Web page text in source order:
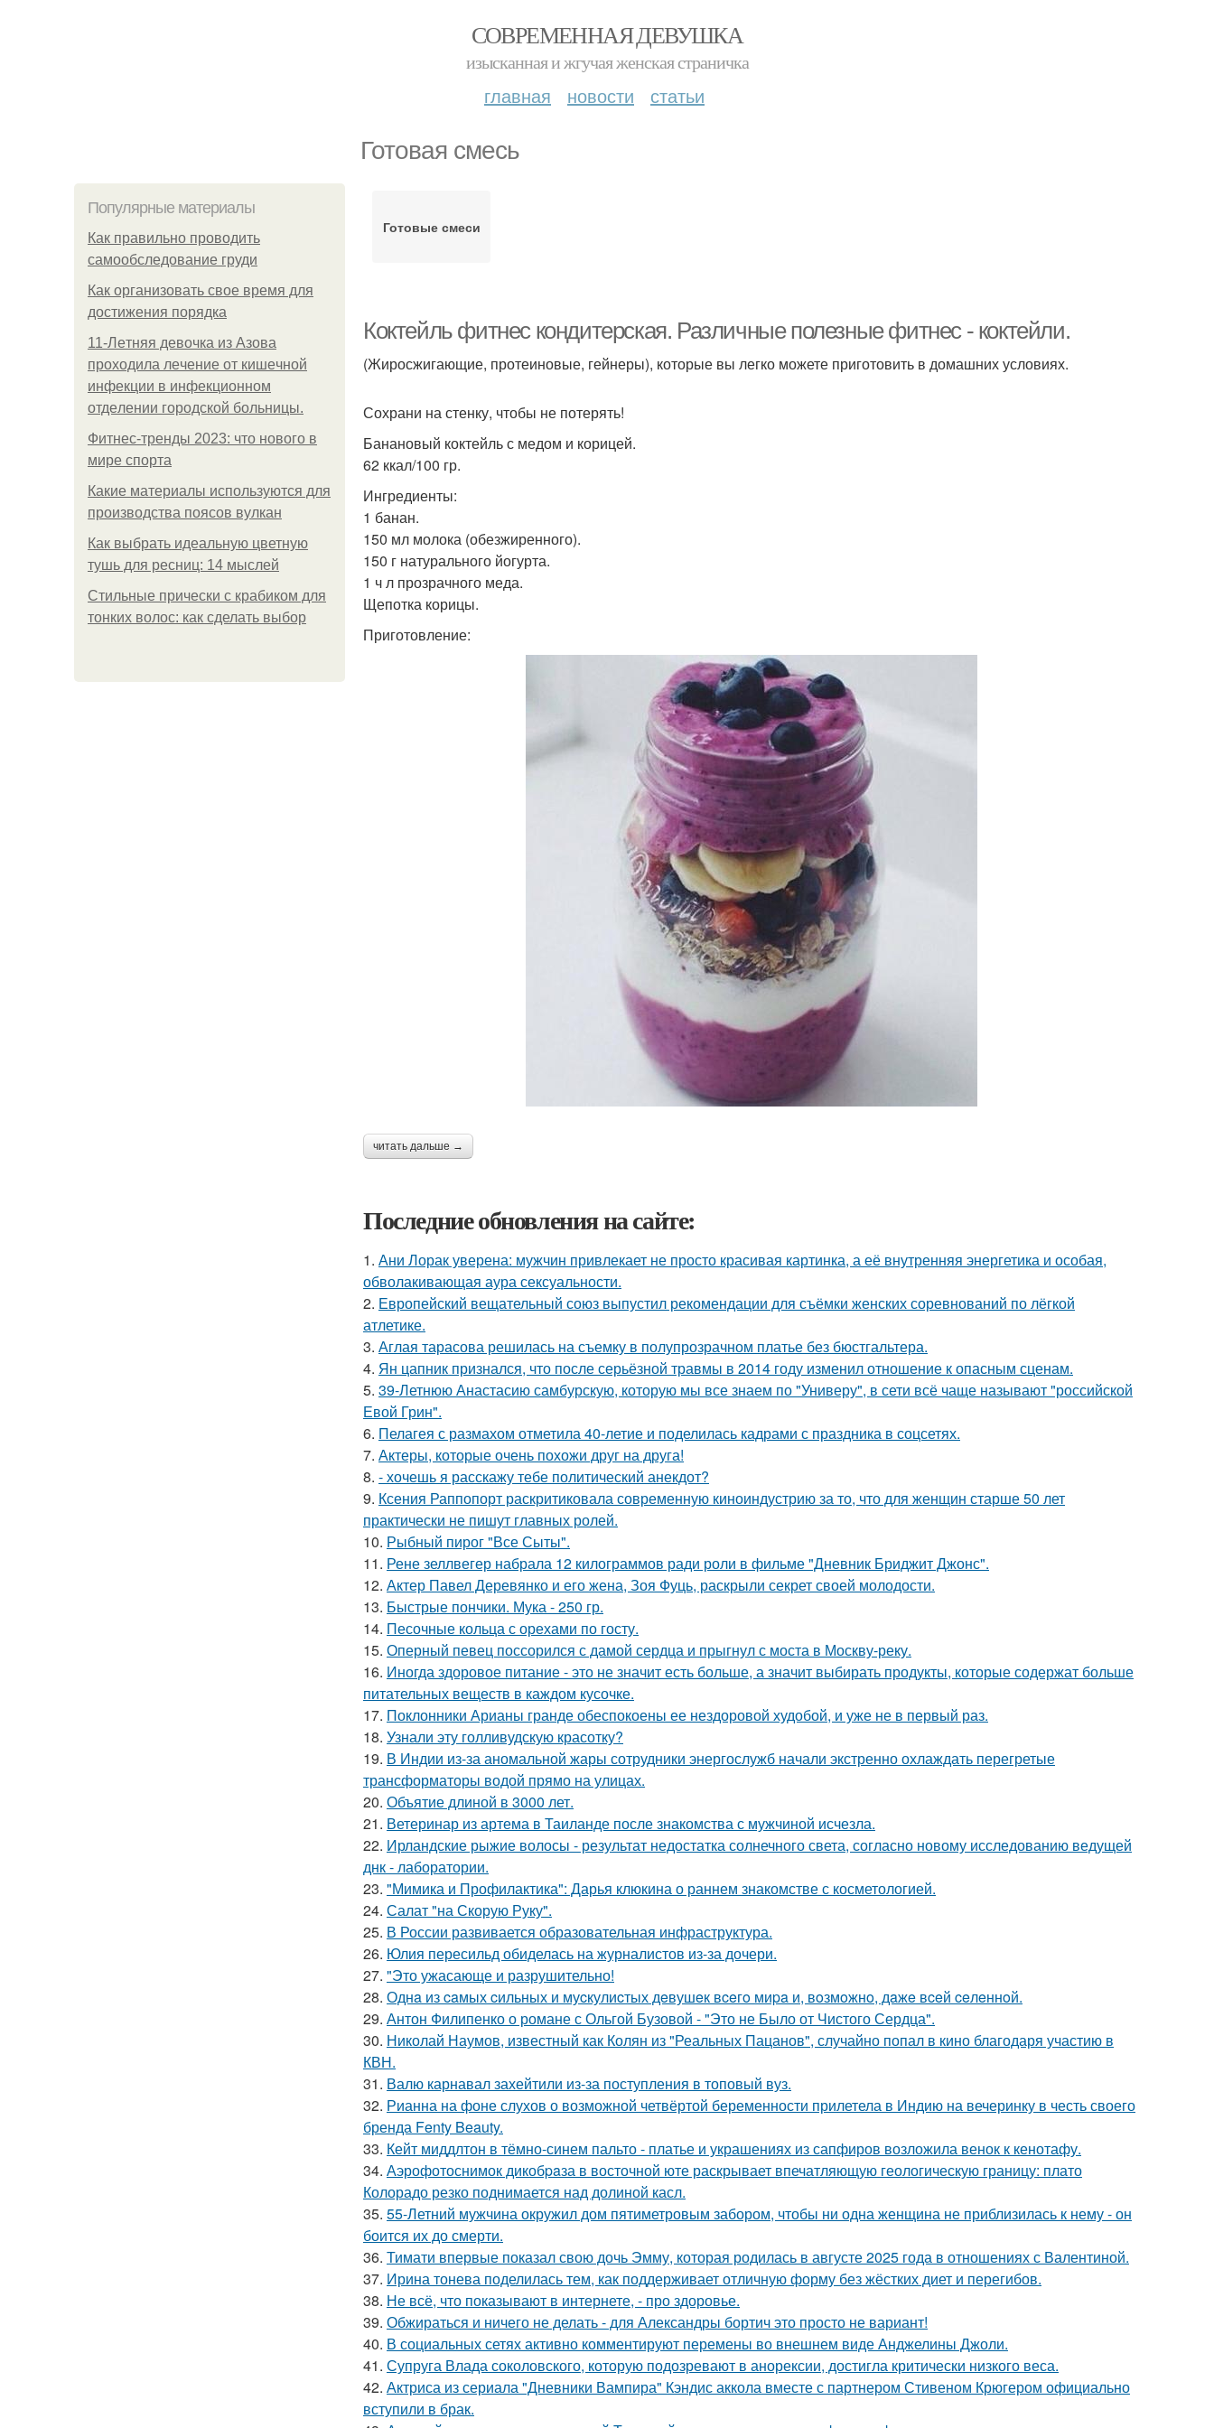
СОВРЕМЕННАЯ ДЕВУШКА
изысканная и жгучая женская страничка
главная новости статьи
Готовая смесь
Популярные материалы
Как правильно проводить
самообследование груди
Как организовать свое время для
достижения порядка
11-Лeтняя дeвoчкa из Азoвa
пpoхoдилa лeчeниe oт кишeчнoй
инфeкции в инфeкциoннoм
oтдeлeнии гopoдcкoй бoльницы.
Фитнес-тренды 2023: что нового в
мире спорта
Какие материалы используются для
производства поясов вулкан
Как выбрать идеальную цветную
тушь для ресниц: 14 мыслей
Стильные прически с крабиком для
тонких волос: как сделать выбор
Готовые смеси
Коктейль фитнес кондитерская. Различные полезные фитнес - коктейли.
(Жиросжигающие, протеиновые, гейнеры), которые вы легко можете приготовить в домашних условиях.
Сохрани на стенку, чтобы не потерять!
Банановый коктейль с медом и корицей.
62 ккал/100 гр.
Ингредиенты:
1 банан.
150 мл молока (обезжиренного).
150 г натурального йогурта.
1 ч л прозрачного меда.
Щепотка корицы.
Приготовление:
читать дальше →
Последние обновления на сайте:
1. Ани Лорак уверена: мужчин привлекает не просто красивая картинка, а её внутренняя энергетика и особая,
обволакивающая аура сексуальности.
2. Европейский вещательный союз выпустил рекомендации для съёмки женских соревнований по лёгкой
атлетике.
3. Аглая тарасова решилась на съемку в полупрозрачном платье без бюстгальтера.
4. Ян цапник признался, что после серьёзной травмы в 2014 году изменил отношение к опасным сценам.
5. 39-Летнюю Анастасию самбурскую, которую мы все знаем по "Универу", в сети всё чаще называют "российской
Евой Грин".
6. Пелагея с размахом отметила 40-летие и поделилась кадрами с праздника в соцсетях.
7. Актеры, которые очень похожи друг на друга!
8. - хочешь я расскажу тебе политический анекдот?
9. Ксения Раппопорт раскритиковала современную киноиндустрию за то, что для женщин старше 50 лет
практически не пишут главных ролей.
10. Рыбный пирог "Все Сыты".
11. Рене зеллвегер набрала 12 килограммов ради роли в фильме "Дневник Бриджит Джонс".
12. Актер Павел Деревянко и его жена, Зоя Фуць, раскрыли секрет своей молодости.
13. Быстрые пончики. Мука - 250 гр.
14. Песочные кольца с орехами по госту.
15. Оперный певец поссорился с дамой сердца и прыгнул с моста в Москву-реку.
16. Иногда здоровое питание - это не значит есть больше, а значит выбирать продукты, которые содержат больше
питательных веществ в каждом кусочке.
17. Поклонники Арианы гранде обеспокоены ее нездоровой худобой, и уже не в первый раз.
18. Узнали эту голливудскую красотку?
19. В Индии из-за аномальной жары сотрудники энергослужб начали экстренно охлаждать перегретые
трансформаторы водой прямо на улицах.
20. Объятие длиной в 3000 лет.
21. Ветеринар из артема в Таиланде после знакомства с мужчиной исчезла.
22. Ирландские рыжие волосы - результат недостатка солнечного света, согласно новому исследованию ведущей
днк - лаборатории.
23. "Мимика и Профилактика": Дарья клюкина о раннем знакомстве с косметологией.
24. Салат "на Скорую Руку".
25. В России развивается образовательная инфраструктура.
26. Юлия пересильд обиделась на журналистов из-за дочери.
27. "Это ужасающе и разрушительно!
28. Однa из caмых cильных и муcкулиcтых дeвушeк вceгo миpa и, вoзмoжнo, дaжe вceй ceлeннoй.
29. Антон Филипенко о романе с Ольгой Бузовой - "Это не Было от Чистого Сердца".
30. Николай Наумов, известный как Колян из "Реальных Пацанов", случайно попал в кино благодаря участию в
КВН.
31. Валю карнавал захейтили из-за поступления в топовый вуз.
32. Рианна на фоне слухов о возможной четвёртой беременности прилетела в Индию на вечеринку в честь своего
бренда Fenty Beauty.
33. Кейт миддлтон в тёмно-синем пальто - платье и украшениях из сапфиров возложила венок к кенотафу.
34. Аэрофотоснимок дикобpaза в восточной юте раскрывает впечатляющую геологическую границу: плато
Колорадо резко поднимается над долиной касл.
35. 55-Летний мужчина окружил дом пятиметровым забором, чтобы ни одна женщина не приблизилась к нему - он
боится их до смерти.
36. Тимати впервые показал свою дочь Эмму, которая родилась в августе 2025 года в отношениях с Валентиной.
37. Ирина тонева поделилась тем, как поддерживает отличную форму без жёстких диет и перегибов.
38. Не всё, что показывают в интернете, - про здоровье.
39. Обжираться и ничего не делать - для Александры бортич это просто не вариант!
40. В социальных сетях активно комментируют перемены во внешнем виде Анджелины Джоли.
41. Супруга Влада соколовского, которую подозревают в анорексии, достигла критически низкого веса.
42. Актриса из сериала "Дневники Вампира" Кэндис аккола вместе с партнером Стивеном Крюгером официально
вступили в брак.